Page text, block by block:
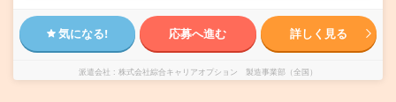
気になる! 応募へ進む 詳しく見る
派遣会社 株式会社綜合キャリアオプション 製造事業部（全国）